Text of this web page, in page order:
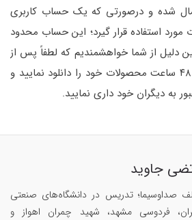
شده و درصورتی که یک حساب کاربری
استفاده قرار گیرد؛ این حساب محدود
از شما خواهشمندیم که لطفاً پس از
انجام خرید حداکثر ظرف ۴۸ ساعت محصولات خود را دانلود نمایید و
به دیگران خود داری نمایید.
جاوید
صداوسیما؛ تدریس در دانشگاه‌های صنعتی
فردوسی مشهد، شهید چمران اهواز و